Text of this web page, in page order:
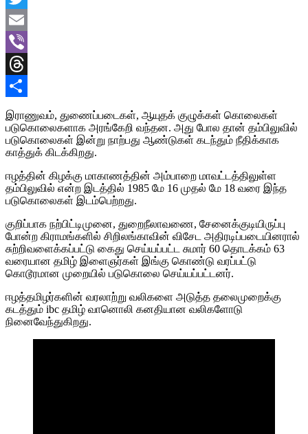
Twitter
Email
Viber
Threads
Share
இராணுவம், துணைப்படைகள், ஆயுதக் குழுக்கள் கொலைகள்
படுகொலைகளாக அரங்கேறி வந்தன. அது போல தான் தம்பிலுவில்
படுகொலைகள் இன்று நாற்பது ஆண்டுகள் கடந்தும் நீதிக்காக
காத்துக் கிடக்கிறது.
ஈழத்தின் கிழக்கு மாகாணத்தின் அம்பாறை மாவட்டத்திலுள்ள
தம்பிலுவில் என்ற இடத்தில் 1985 மே 16 முதல் மே 18 வரை இந்த
படுகொலைகள் இடம்பெற்றது.
குறிப்பாக நற்பிட்டிமுனை, துறைநீலாவணை, சேனைக்குடியிருப்பு
போன்ற கிராமங்களில் சிறிலங்காவின் விசேட அதிரடிப்படையினரால்
சுற்றிவளைக்கப்பட்டு கைது செய்யப்பட்ட சுமார் 60 தொடக்கம் 63
வரையான தமிழ் இளைஞர்கள் இங்கு கொண்டு வரப்பட்டு
கொடூரமான முறையில் படுகொலை செய்யப்பட்டனர்.
ஈழத்தமிழர்களின் வரலாற்று வலிகளை அடுத்த தலைமுறைக்கு
கடத்தும் ibc தமிழ் வானொலி கனதியான வலிகளோடு
நினைவேந்துகிறது.